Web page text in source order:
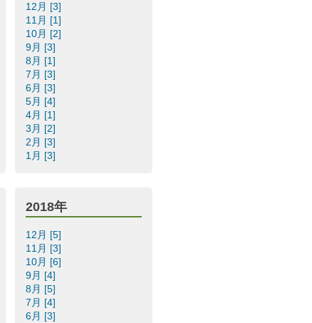
12月 [3]
11月 [1]
10月 [2]
9月 [3]
8月 [1]
7月 [3]
6月 [3]
5月 [4]
4月 [1]
3月 [2]
2月 [3]
1月 [3]
2018年
12月 [5]
11月 [3]
10月 [6]
9月 [4]
8月 [5]
7月 [4]
6月 [3]